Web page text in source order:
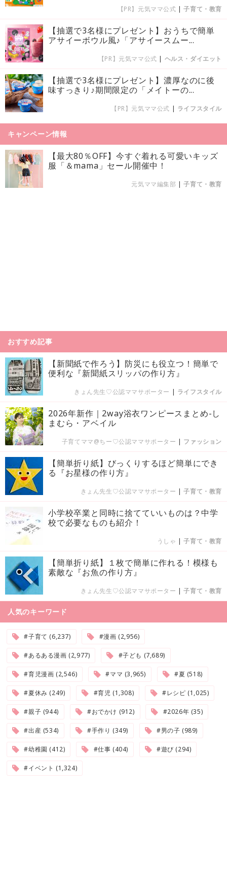
【PR】元気ママ公式 |子育て・教育
【抽選で3名様にプレゼント】おうちで簡単
アサイーボウル風♪「アサイースムー...
【PR】元気ママ公式 | ヘルス・ダイエット
【抽選で3名様にプレゼント】濃厚なのに後
味すっきり♪期間限定の「メイトーの...
【PR】元気ママ公式 | ライフスタイル
キャンペーン情報
【最大80％OFF】今すぐ着れる可愛いキッズ
服「＆mama」セール開催中！
元気ママ編集部 |子育て・教育
おすすめ記事
【新聞紙で作ろう】防災にも役立つ！簡単で
便利な『新聞紙スリッパの作り方』
きょん先生♡公認ママサポーター | ライフスタイル
2026年新作｜2way浴衣ワンピースまとめ-し
まむら・アベイル
子育てママ@ちー♡公認ママサポーター | ファッション
【簡単折り紙】びっくりするほど簡単にでき
る『お星様の作り方』
きょん先生♡公認ママサポーター |子育て・教育
小学校卒業と同時に捨てていいものは？中学
校で必要なものも紹介！
うしゃ |子育て・教育
【簡単折り紙】１枚で簡単に作れる！模様も
素敵な『お魚の作り方』
きょん先生♡公認ママサポーター |子育て・教育
人気のキーワード
#子育て (6,237) #漫画 (2,956)
#あるある漫画 (2,977) #子ども (7,689)
#育児漫画 (2,546) #ママ (3,965) #夏 (518)
#夏休み (249) #育児 (1,308) #レシピ (1,025)
#親子 (944) #おでかけ (912) #2026年 (35)
#出産 (534) #手作り (349) #男の子 (989)
#幼稚園 (412) #仕事 (404) #遊び (294)
#イベント (1,324)